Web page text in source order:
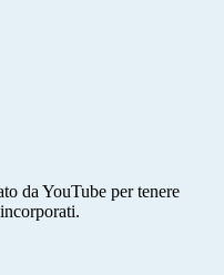
da YouTube per tenere